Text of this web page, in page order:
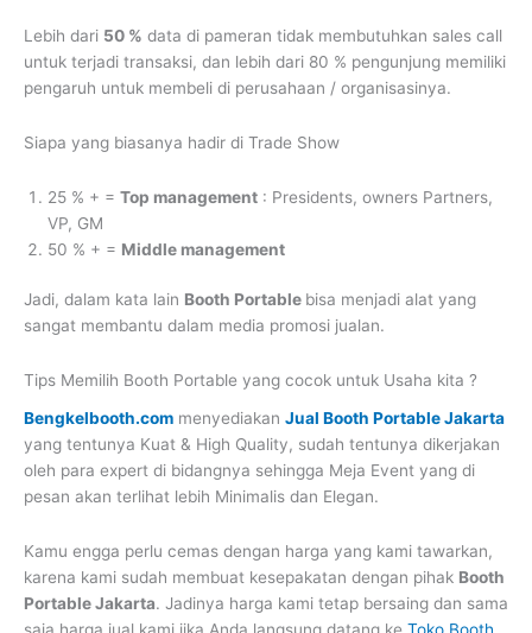
Lebih dari 50 % data di pameran tidak membutuhkan sales call
untuk terjadi transaksi, dan lebih dari 80 % pengunjung memiliki
pengaruh untuk membeli di perusahaan / organisasinya.
Siapa yang biasanya hadir di Trade Show
25 % + = Top management : Presidents, owners Partners,
VP, GM
50 % + = Middle management
Jadi, dalam kata lain Booth Portable bisa menjadi alat yang
sangat membantu dalam media promosi jualan.
Tips Memilih Booth Portable yang cocok untuk Usaha kita ?
Bengkelbooth.com menyediakan Jual Booth Portable Jakarta
yang tentunya Kuat & High Quality, sudah tentunya dikerjakan
oleh para expert di bidangnya sehingga Meja Event yang di
pesan akan terlihat lebih Minimalis dan Elegan.
Kamu engga perlu cemas dengan harga yang kami tawarkan,
karena kami sudah membuat kesepakatan dengan pihak Booth
Portable Jakarta. Jadinya harga kami tetap bersaing dan sama
saja harga jual kami jika Anda langsung datang ke Toko Booth